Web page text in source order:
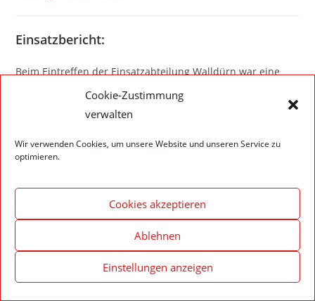
Cookie-Zustimmung
verwalten
Wir verwenden Cookies, um unsere Website und unseren Service zu
optimieren.
Cookies akzeptieren
Ablehnen
Einstellungen anzeigen
Einsatzbericht:
Beim Eintreffen der Einsatzabteilung Walldürn war eine
Person mit der rechten Hand in einer Maschine einklemmt.
Die Person wurde durch die Feuerwehr befreit und an den
Rettungsdienst übergeben.
Impressum – Datenschutzerklärung Cookie-Richtlinie (EU)